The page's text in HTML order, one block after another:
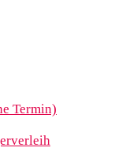
Termin)